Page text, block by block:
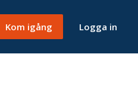
Kom igång Logga in